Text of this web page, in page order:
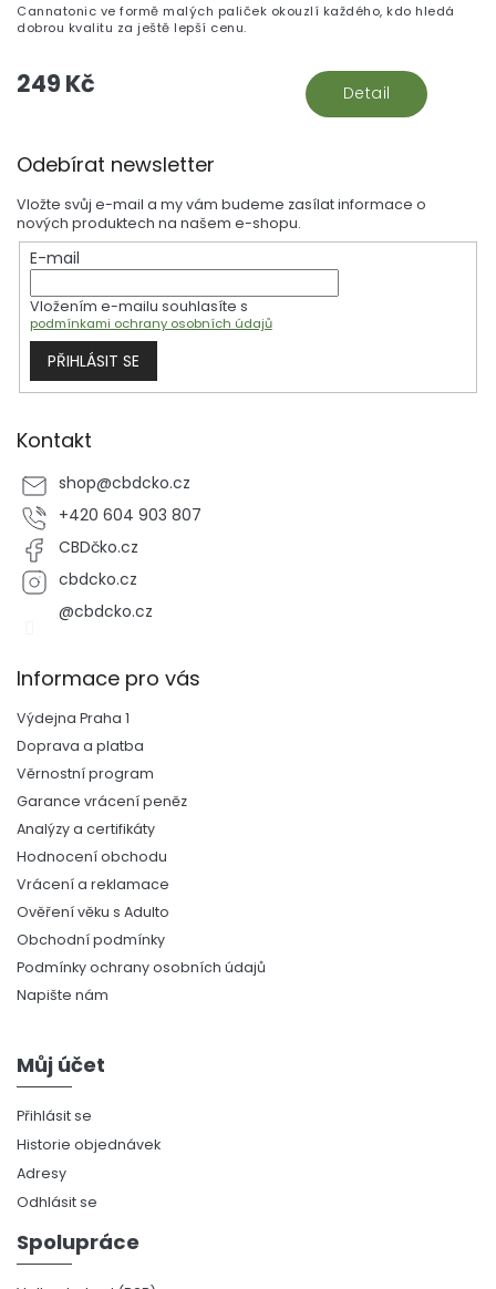
249 Kč Detail
Cannatonic ve formě malých paliček okouzlí každého, kdo hledá
dobrou kvalitu za ještě lepší cenu.
Odebírat newsletter
Vložte svůj e-mail a my vám budeme zasílat informace o
nových produktech na našem e-shopu.
E-mail
Vložením e-mailu souhlasíte s
podmínkami ochrany osobních údajů
PŘIHLÁSIT SE
Kontakt
shop@cbdcko.cz
+420 604 903 807
CBDčko.cz
cbdcko.cz
@cbdcko.cz
Informace pro vás
Výdejna Praha 1
Doprava a platba
Věrnostní program
Garance vrácení peněz
Analýzy a certifikáty
Hodnocení obchodu
Vrácení a reklamace
Ověření věku s Adulto
Obchodní podmínky
Podmínky ochrany osobních údajů
Napište nám
Můj účet
Přihlásit se
Historie objednávek
Adresy
Odhlásit se
Spolupráce